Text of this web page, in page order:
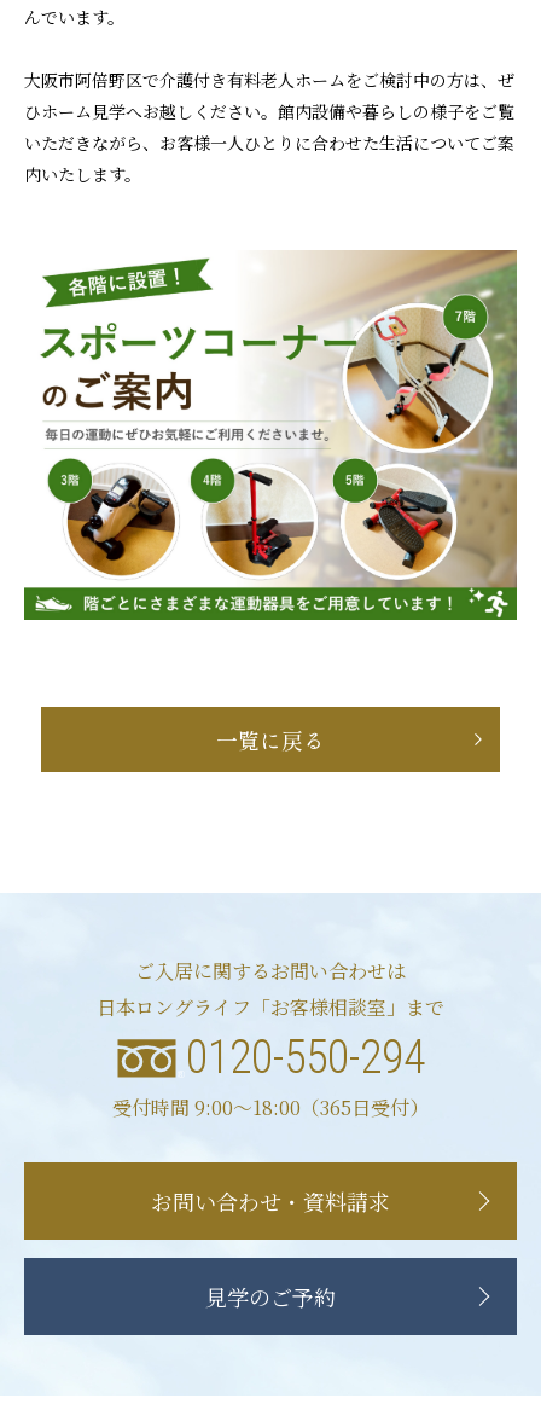
んでいます。
大阪市阿倍野区で介護付き有料老人ホームをご検討中の方は、ぜ
ひホーム見学へお越しください。館内設備や暮らしの様子をご覧
いただきながら、お客様一人ひとりに合わせた生活についてご案
内いたします。
一覧に戻る
ご入居に関するお問い合わせは
日本ロングライフ「お客様相談室」まで
0120-550-294
受付時間 9:00〜18:00（365日受付）
お問い合わせ・資料請求
見学のご予約